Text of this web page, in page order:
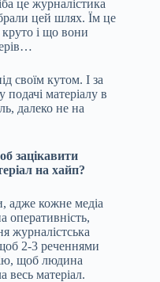
це журналістика
цей шлях. Їм це
і що вони
своїм кутом. І за
матеріалу в
далеко не на
зацікавити
на хайп?
адже кожне медіа
оперативність,
журналістська
2-3 реченнями
щоб людина
весь матеріал.